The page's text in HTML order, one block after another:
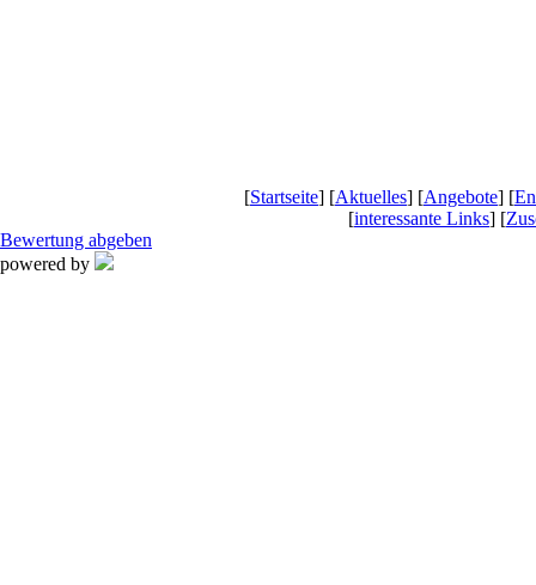
[Startseite] [Aktuelles] [Angebote] [
[interessante Links] [
Bewertung abgeben
powered by